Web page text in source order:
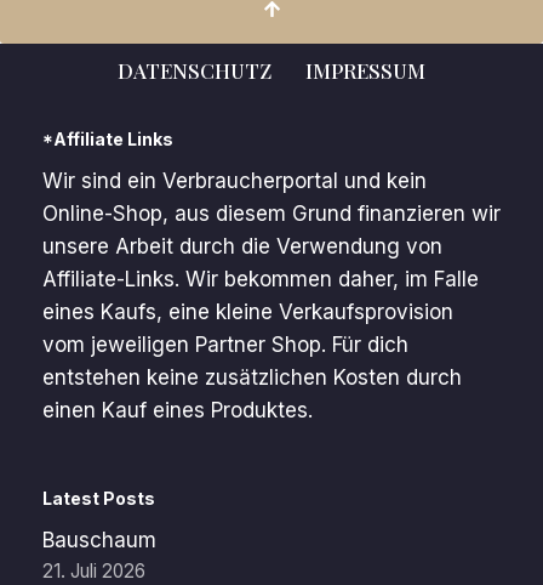
DATENSCHUTZ IMPRESSUM
*Affiliate Links
Wir sind ein Verbraucherportal und kein
Online-Shop, aus diesem Grund finanzieren wir
unsere Arbeit durch die Verwendung von
Affiliate-Links. Wir bekommen daher, im Falle
eines Kaufs, eine kleine Verkaufsprovision
vom jeweiligen Partner Shop. Für dich
entstehen keine zusätzlichen Kosten durch
einen Kauf eines Produktes.
Latest Posts
Bauschaum
21. Juli 2026